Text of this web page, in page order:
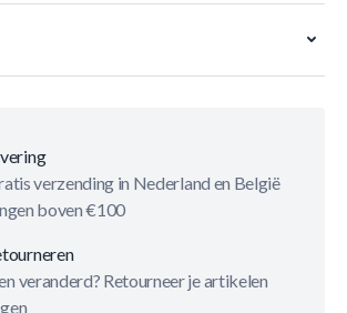
verzending in Nederland en België
boven €100
veranderd? Retourneer je artikelen